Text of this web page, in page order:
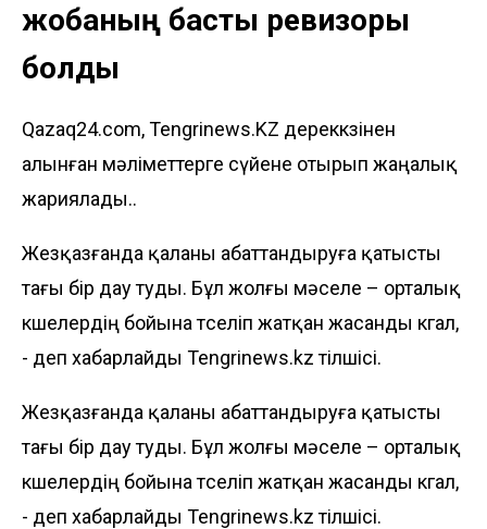
жобаның басты ревизоры
болды
Qazaq24.com, Tengrinews.KZ дереккөзінен
алынған мәліметтерге сүйене отырып жаңалық
жариялады..
Жезқазғанда қаланы абаттандыруға қатысты
тағы бір дау туды. Бұл жолғы мәселе – орталық
көшелердің бойына төселіп жатқан жасанды көгал,
- деп хабарлайды Tengrinews.kzтілшісі.
Жезқазғанда қаланы абаттандыруға қатысты
тағы бір дау туды. Бұл жолғы мәселе – орталық
көшелердің бойына төселіп жатқан жасанды көгал,
- деп хабарлайды Tengrinews.kzтілшісі.